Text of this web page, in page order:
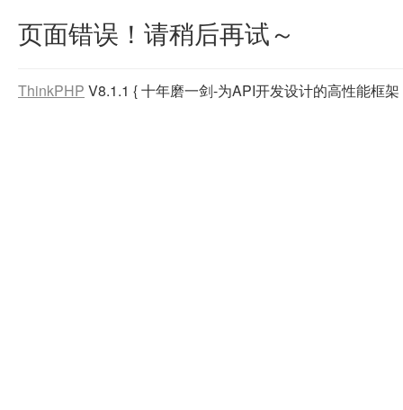
页面错误！请稍后再试～
ThinkPHP V8.1.1 { 十年磨一剑-为API开发设计的高性能框架